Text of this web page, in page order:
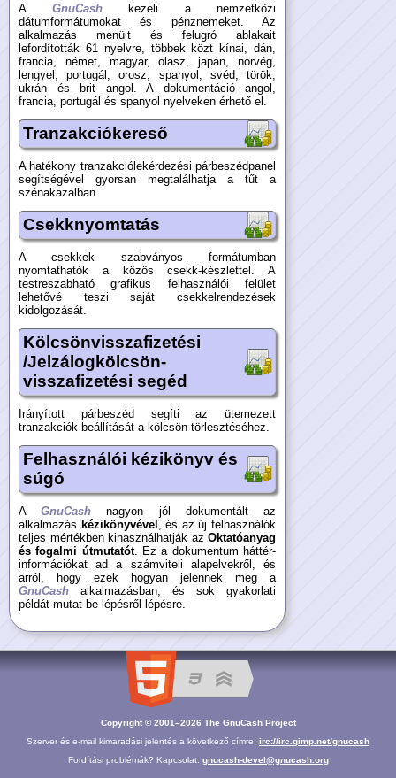
A GnuCashkezeli a nemzetközi
dátumformátumokat és pénznemeket. Az
alkalmazás menüit és felugró ablakait
lefordították 61 nyelvre, többek közt kínai, dán,
francia, német, magyar, olasz, japán, norvég,
lengyel, portugál, orosz, spanyol, svéd, török,
ukrán és brit angol. A dokumentáció angol,
francia, portugál és spanyol nyelveken érhető el.
Tranzakciókereső
A hatékony tranzakciólekérdezési párbeszédpanel
segítségével gyorsan megtalálhatja a tűt a
szénakazalban.
Csekknyomtatás
A csekkek szabványos formátumban
nyomtathatók a közös csekk-készlettel. A
testreszabható grafikus felhasználói felület
lehetővé teszi saját csekkelrendezések
kidolgozását.
Kölcsönvisszafizetési
/Jelzálogkölcsön-
visszafizetési segéd
Irányított párbeszéd segíti az ütemezett
tranzakciók beállítását a kölcsön törlesztéséhez.
Felhasználói kézikönyv és
súgó
AGnuCash nagyon jól dokumentált az
alkalmazás kézikönyvével , és az új felhasználók
teljes mértékben kihasználhatják az Oktatóanyag
és fogalmi útmutatót. Ez a dokumentum háttér-
információkat ad a számviteli alapelvekről, és
arról, hogy ezek hogyan jelennek meg a
GnuCash alkalmazásban, és sok gyakorlati
példát mutat be lépésről lépésre.
Copyright © 2001–2026 The GnuCash Project
Szerver és e-mail kimaradási jelentés a következő címre: irc://irc.gimp.net/gnucash
Fordítási problémák? Kapcsolat: gnucash-devel@gnucash.org